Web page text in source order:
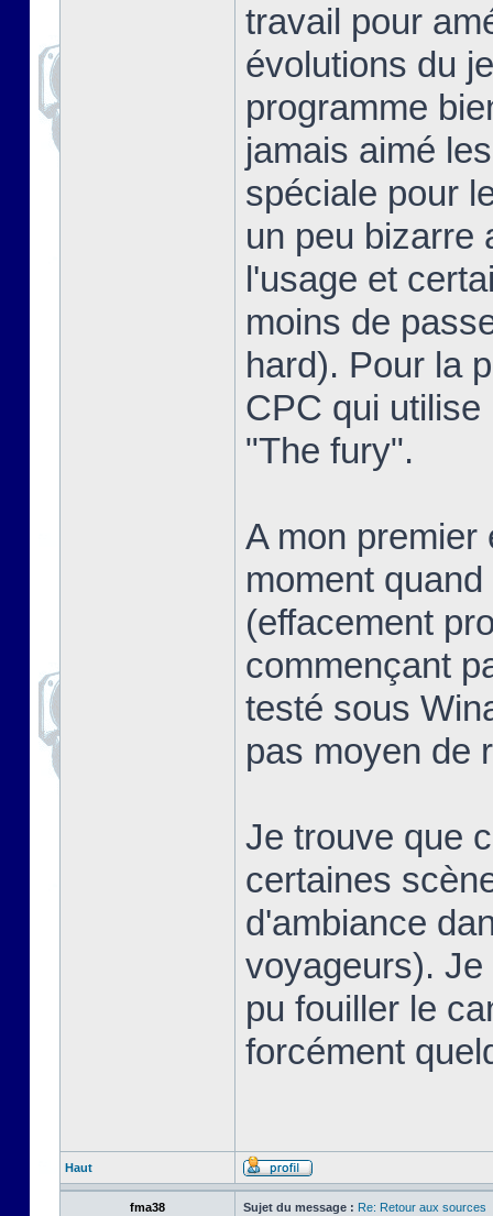
travail pour
évolutions du
programme
jamais aimé
spéciale pour
un peu bizarre
l'usage et
moins de
hard). Pour la
CPC qui
"The fury".
A mon premier
moment
(effacement
commençant
testé sous
pas moyen de
Je trouve que
certaines
d'ambiance
voyageurs).
pu fouiller le
forcément
Haut
fma38 Sujet du message : Re: Retour aux sources